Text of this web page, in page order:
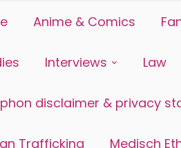
Anime & Comics
Interviews Law
disclaimer & privacy
Trafficking Medisch